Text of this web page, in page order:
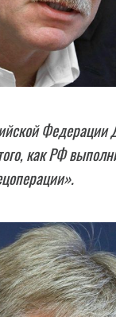
Федерации
как РФ